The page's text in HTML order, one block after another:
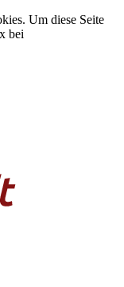
Um diese Seite
bei